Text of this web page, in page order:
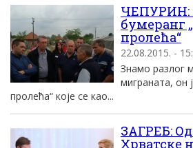
ЧЕПУРИН:
бумеранг
пролећа“
22.08.2015. -
Знамо разлог
миграната, он
пролећа“ које се као...
ЗАГРЕБ:
Хрватске